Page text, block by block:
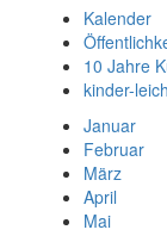
Kalender
10 Jahre
kinder-
Januar
Februar
März
April
Mai